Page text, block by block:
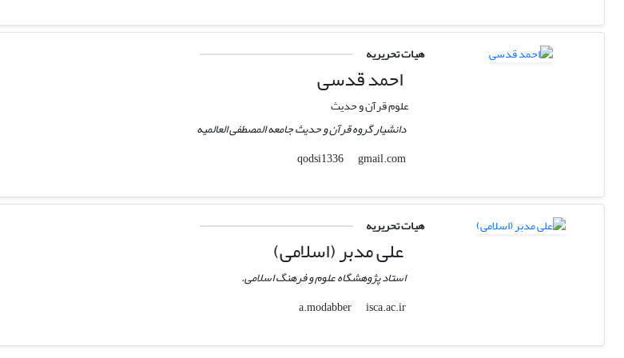
هیات تحریریه
احمد قدسی
علوم قرآن و حدیث
دانشیار گروه قرآن و حدیث جامعه المصطفی العالمیه
qodsi1336
gmail.com
هیات تحریریه
علی مدبر (اسلامی)
استاد پژوهشگاه علوم و فرهنگ اسلامی.
a.modabber
isca.ac.ir